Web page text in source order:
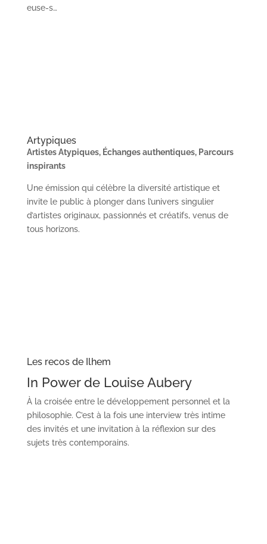
euse-s…
Artypiques
Artistes Atypiques, Échanges authentiques, Parcours
inspirants
Une émission qui célèbre la diversité artistique et
invite le public à plonger dans l’univers singulier
d’artistes originaux, passionnés et créatifs, venus de
tous horizons.
Les recos de Ilhem
In Power de Louise Aubery
À la croisée entre le développement personnel et la
philosophie. C’est à la fois une interview très intime
des invités et une invitation à la réflexion sur des
sujets très contemporains.